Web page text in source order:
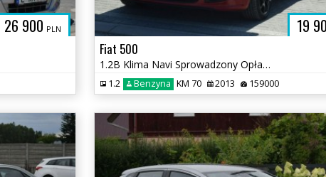
26 900 PLN 19
Fiat 500
1.2B Klima Navi Sprowadzony Opłacony
1.2 Benzyna KM 70 2013 159000